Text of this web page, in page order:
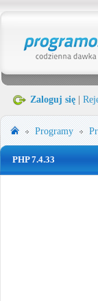
Zaloguj się
Programy
PHP 7.4.33